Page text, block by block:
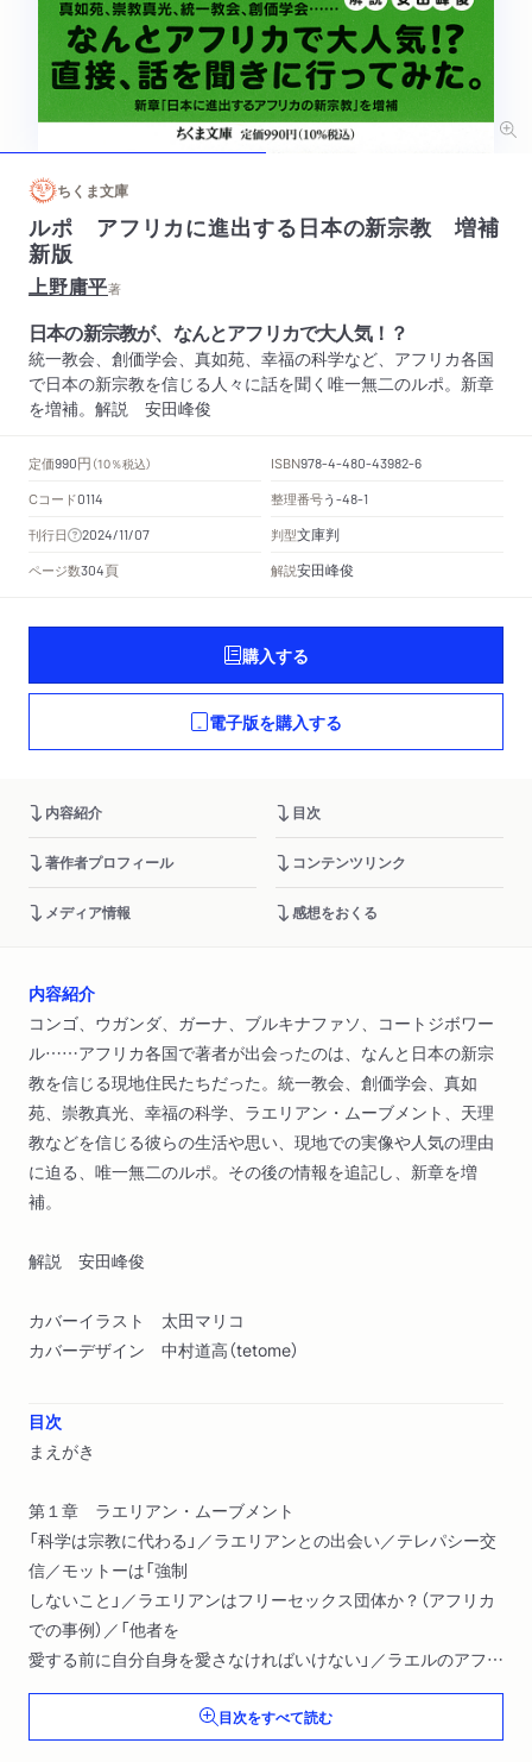
ちくま文庫
ルポ アフリカに進出する日本の新宗教 増補
新版
上野庸平著
日本の新宗教が、なんとアフリカで大人気！？
統一教会、創価学会、真如苑、幸福の科学など、アフリカ各国
で日本の新宗教を信じる人々に話を聞く唯一無二のルポ。新章
を増補。解説 安田峰俊
定価990円 （10％税込） ISBN978-4-480-43982-6
Cコード0114 整理番号う -48-1
刊行日 2024/11/07 判型文庫判
ページ数304頁 解説安田峰俊
購入する
電子版を購入する
内容紹介 目次
著作者プロフィール コンテンツリンク
メディア情報 感想をおくる
内容紹介
コンゴ、ウガンダ、ガーナ、ブルキナファソ、コートジボワー
ル……アフリカ各国で著者が出会ったのは、なんと日本の新宗
教を信じる現地住民たちだった。統一教会、創価学会、真如
苑、崇教真光、幸福の科学、ラエリアン・ムーブメント、天理
教などを信じる彼らの生活や思い、現地での実像や人気の理由
に迫る、唯一無二のルポ。その後の情報を追記し、新章を増
補。
解説 安田峰俊
カバーイラスト 太田マリコ
カバーデザイン 中村道高（tetome）
目次
まえがき
第１章 ラエリアン・ムーブメント
「科学は宗教に代わる」／ラエリアンとの出会い／テレパシー交
信／モットーは「強制
しないこと」／ラエリアンはフリーセックス団体か？（アフリカ
での事例）／「他者を
愛する前に自分自身を愛さなければいけない」／ラエルのアフリ
カ賛美／どうしてラエ
リアンになったのか／ラエリアンに魅せられるアフリカ的な理
由
目次をすべて読む